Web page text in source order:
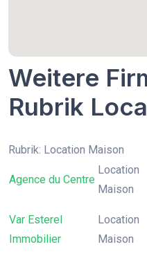
Weitere
Rubrik
Rubrik: Location Maison
Agence du Centre
Location
Maison
Var Esterel
Immobilier
Location
Maison